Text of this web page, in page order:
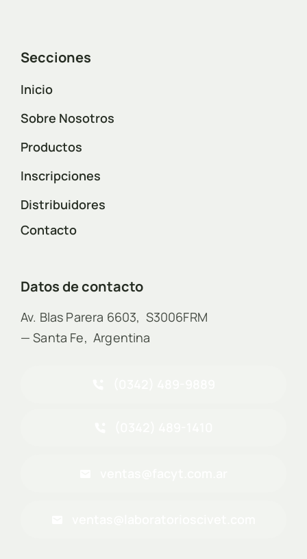
Secciones
Inicio
Sobre Nosotros
Productos
Inscripciones
Distribuidores
Contacto
Datos de contacto
Av. Blas Parera 6603, S3006FRM
— Santa Fe, Argentina